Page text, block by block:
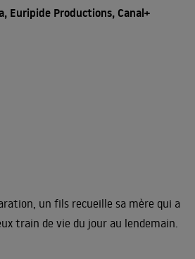
Euripide Productions, Canal+
un fils recueille sa mère qui a
train de vie du jour au lendemain.